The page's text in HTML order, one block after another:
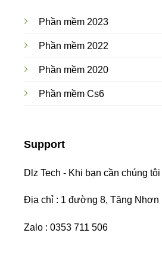
Phần mềm 2023
Phần mềm 2022
Phần mềm 2020
Phần mềm Cs6
Support
Dlz Tech - Khi bạn cần chúng
Địa chỉ : 1 đường 8, Tăng Nhơn
Zalo : 0353 711 506